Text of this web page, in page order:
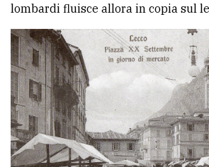
lombardi fluisce allora in copia sul